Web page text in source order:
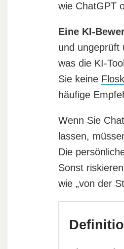
wie ChatGPT
Eine KI-
und ungeprüft
was die KI-
Sie keine
häufige
Wenn Sie
lassen,
Die
Sonst
wie „von der